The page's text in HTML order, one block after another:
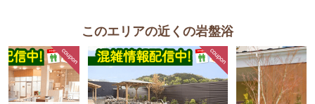
このエリアの近くの岩盤浴